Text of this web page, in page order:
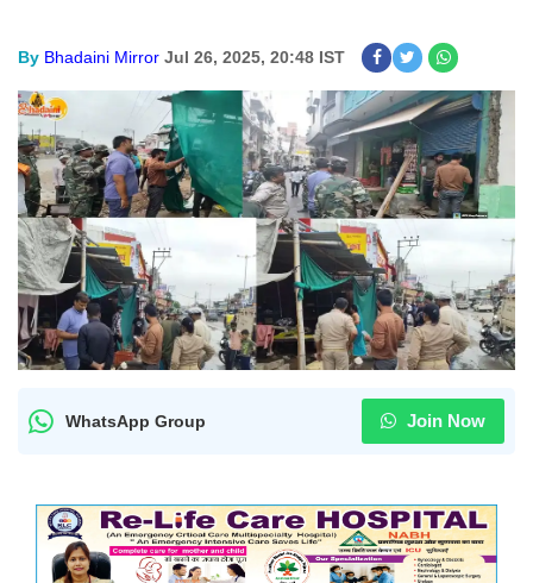
By Bhadaini Mirror Jul 26, 2025, 20:48 IST
WhatsApp Group Join Now